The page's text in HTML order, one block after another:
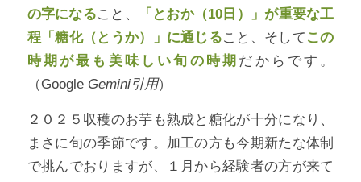
の字になること、
「とおか（10日）」が重要な工
程「糖化（とうか）」に通じること、そして この
時期が最も美味しい旬の時期 だからです。
（Google Gemini引用）
２０２５収穫のお芋も熟成と糖化が十分になり、
まさに旬の季節です。加工の方も今期新たな体制
で挑んでおりますが、１月から経験者の方が来て